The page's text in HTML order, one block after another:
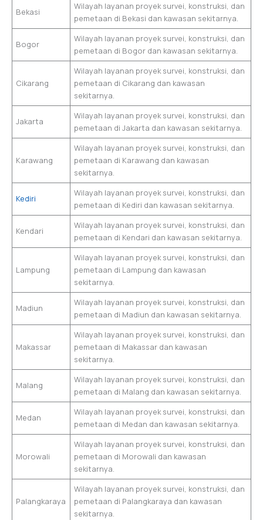
Bekasi
Wilayah layanan proyek survei, konstruksi, dan
pemetaan di Bekasi dan kawasan sekitarnya.
Bogor
Wilayah layanan proyek survei, konstruksi, dan
pemetaan di Bogor dan kawasan sekitarnya.
Cikarang
Wilayah layanan proyek survei, konstruksi, dan
pemetaan di Cikarang dan kawasan
sekitarnya.
Jakarta
Wilayah layanan proyek survei, konstruksi, dan
pemetaan di Jakarta dan kawasan sekitarnya.
Karawang
Wilayah layanan proyek survei, konstruksi, dan
pemetaan di Karawang dan kawasan
sekitarnya.
Kediri
Wilayah layanan proyek survei, konstruksi, dan
pemetaan di Kediri dan kawasan sekitarnya.
Kendari
Wilayah layanan proyek survei, konstruksi, dan
pemetaan di Kendari dan kawasan sekitarnya.
Lampung
Wilayah layanan proyek survei, konstruksi, dan
pemetaan di Lampung dan kawasan
sekitarnya.
Madiun
Wilayah layanan proyek survei, konstruksi, dan
pemetaan di Madiun dan kawasan sekitarnya.
Makassar
Wilayah layanan proyek survei, konstruksi, dan
pemetaan di Makassar dan kawasan
sekitarnya.
Malang
Wilayah layanan proyek survei, konstruksi, dan
pemetaan di Malang dan kawasan sekitarnya.
Medan
Wilayah layanan proyek survei, konstruksi, dan
pemetaan di Medan dan kawasan sekitarnya.
Morowali
Wilayah layanan proyek survei, konstruksi, dan
pemetaan di Morowali dan kawasan
sekitarnya.
Palangkaraya
Wilayah layanan proyek survei, konstruksi, dan
pemetaan di Palangkaraya dan kawasan
sekitarnya.